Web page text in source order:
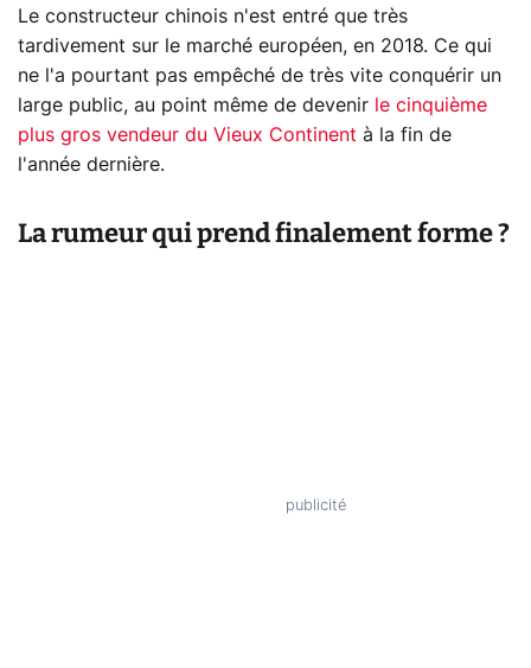
Le constructeur chinois n'est entré que très
tardivement sur le marché européen, en 2018. Ce qui
ne l'a pourtant pas empêché de très vite conquérir un
large public, au point même de devenir le cinquième
plus gros vendeur du Vieux Continent à la fin de
l'année dernière.
La rumeur qui prend finalement forme ?